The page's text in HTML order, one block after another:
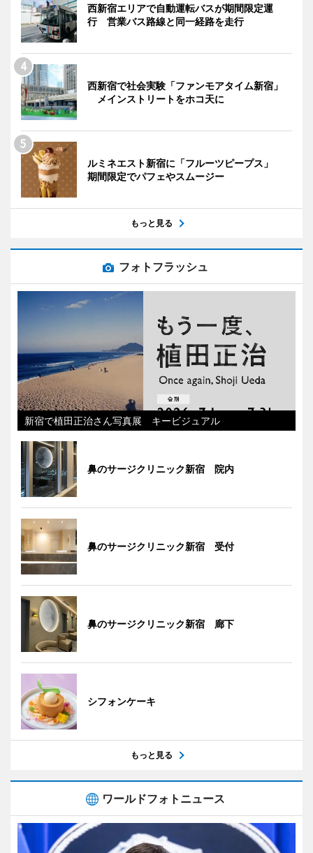
西新宿エリアで自動運転バスが期間限定運
行 営業バス路線と同一経路を走行
西新宿で社会実験「ファンモアタイム新宿」
メインストリートをホコ天に
ルミネエスト新宿に「フルーツピープス」
期間限定でパフェやスムージー
もっと見る
フォトフラッシュ
新宿で植田正治さん写真展 キービジュアル
鼻のサージクリニック新宿 院内
鼻のサージクリニック新宿 受付
鼻のサージクリニック新宿 廊下
シフォンケーキ
もっと見る
ワールドフォトニュース